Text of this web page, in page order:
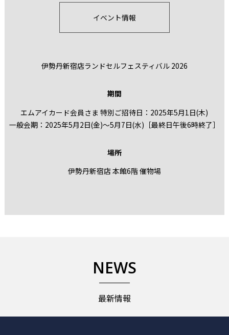
イベント情報
伊勢丹新宿店ランドセルフェスティバル 2026
期間
エムアイカード会員さま 特別ご招待日：2025年5月1日(木)
一般会期：2025年5月2日(金)〜5月7日(水)［最終日午後6時終了］
場所
伊勢丹新宿店 本館6階 催物場
NEWS
最新情報